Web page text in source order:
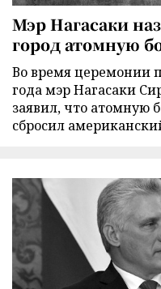
Мэр Нагасаки
город атомную
Во время церемонии
года мэр Нагасаки
заявил, что атомную
сбросил